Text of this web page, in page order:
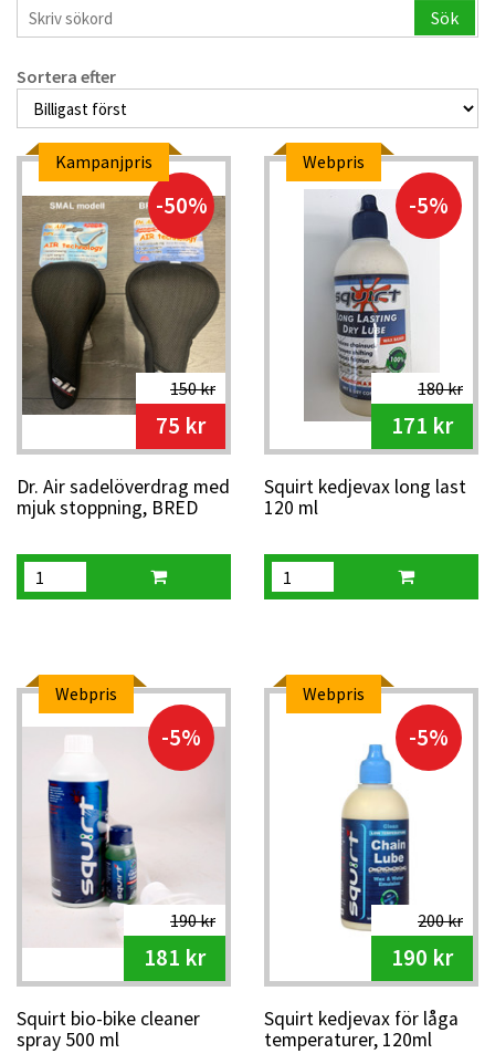
Sök
Sortera efter
Kampanjpris
-50%
150 kr
75 kr
Dr. Air sadelöverdrag med
mjuk stoppning, BRED
Webpris
-5%
180 kr
171 kr
Squirt kedjevax long last
120 ml
Webpris
-5%
190 kr
181 kr
Squirt bio-bike cleaner
spray 500 ml
Webpris
-5%
200 kr
190 kr
Squirt kedjevax för låga
temperaturer, 120ml